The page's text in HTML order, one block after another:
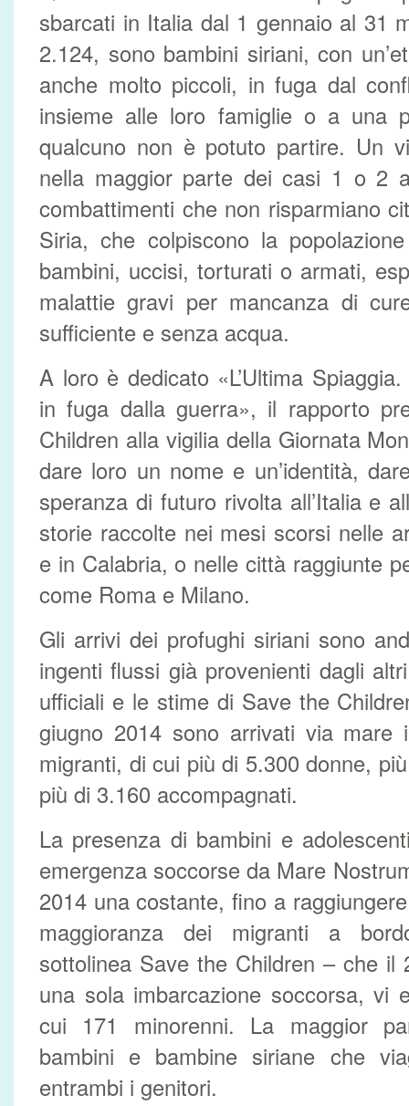
sbarcati in Italia dal 1 gennaio al 31
2.124, sono bambini siriani, con
anche molto piccoli, in fuga dal
insieme alle loro famiglie o a una
qualcuno non è potuto partire. Un
nella maggior parte dei casi 1 o 2
combattimenti che non risparmiano
Siria, che colpiscono la
bambini, uccisi, torturati o armati,
malattie gravi per mancanza di
sufficiente e senza acqua.
A loro è dedicato «L’Ultima
in fuga dalla guerra», il rapporto
Children alla vigilia della Giornata
dare loro un nome e un’identità,
speranza di futuro rivolta all’Italia e
storie raccolte nei mesi scorsi nelle
e in Calabria, o nelle città raggiunte
come Roma e Milano.
Gli arrivi dei profughi siriani sono
ingenti flussi già provenienti dagli
ufficiali e le stime di Save the
giugno 2014 sono arrivati via
migranti, di cui più di 5.300 donne,
più di 3.160 accompagnati.
La presenza di bambini e
emergenza soccorse da Mare
2014 una costante, fino a
maggioranza dei migranti a
sottolinea Save the Children – che il
una sola imbarcazione soccorsa, vi
cui 171 minorenni. La maggior
bambini e bambine siriane che
entrambi i genitori.